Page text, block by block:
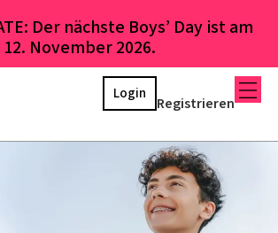
Der nächste Boys’ Day ist am
12. November 2026.
Registrieren
Login